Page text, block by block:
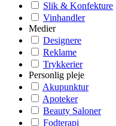
Slik & Konfekture
Vinhandler
Medier
Designere
Reklame
Trykkerier
Personlig pleje
Akupunktur
Apoteker
Beauty Saloner
Fodterapi